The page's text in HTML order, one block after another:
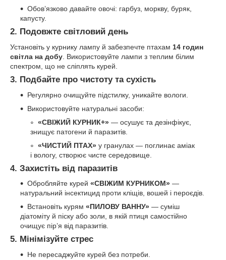
Обов’язково давайте овочі: гарбуз, моркву, буряк,
капусту.
2. Подовжте світловий день
Установіть у курнику лампу й забезпечте птахам 14 годин
світла на добу . Використовуйте лампи з теплим білим
спектром, що не сліплять курей.
3. Подбайте про чистоту та сухість
Регулярно очищуйте підстилку, уникайте вологи.
Використовуйте натуральні засоби:
«СВІЖИЙ КУРНИК+» — осушує та дезінфікує,
знищує патогени й паразитів.
«ЧИСТИЙ ПТАХ» у гранулах — поглинає аміак
і вологу, створює чисте середовище.
4. Захистіть від паразитів
Обробляйте курей «СВІЖИМ КУРНИКОМ» —
натуральний інсектицид проти кліщів, вошей і пероєдів.
Встановіть курям «ПИЛОВУ ВАННУ» — суміш
діатоміту й піску або золи, в якій птиця самостійно
очищує пір’я від паразитів.
5. Мінімізуйте стрес
Не пересаджуйте курей без потреби.